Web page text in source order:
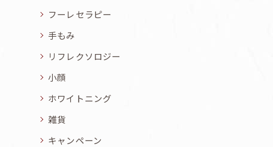
フーレセラピー
手もみ
リフレクソロジー
小顔
ホワイトニング
雑貨
キャンペーン